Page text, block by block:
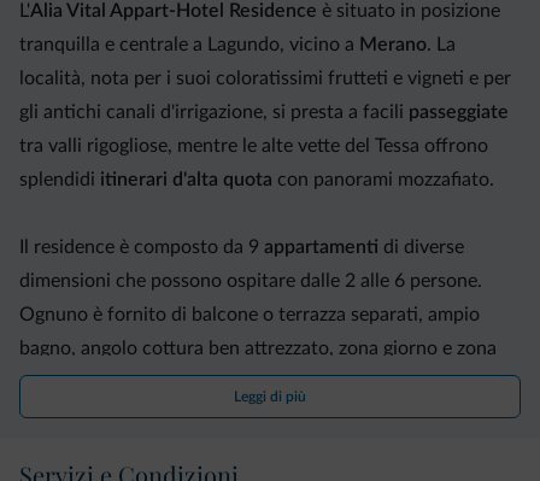
L'Alia Vital Appart-Hotel Residence è situato in posizione
tranquilla e centrale a Lagundo, vicino a Merano. La
località, nota per i suoi coloratissimi frutteti e vigneti e per
gli antichi canali d'irrigazione, si presta a facili passeggiate
tra valli rigogliose, mentre le alte vette del Tessa offrono
splendidi itinerari d'alta quota con panorami mozzafiato.
Il residence è composto da 9 appartamenti di diverse
dimensioni che possono ospitare dalle 2 alle 6 persone.
Ognuno è fornito di balcone o terrazza separati, ampio
bagno, angolo cottura ben attrezzato, zona giorno e zona
notte separate, TV, connessione internet, cassetta di
sicurezza, aria condizionata, radio e telefono.
Leggi di più
Servizi e Condizioni